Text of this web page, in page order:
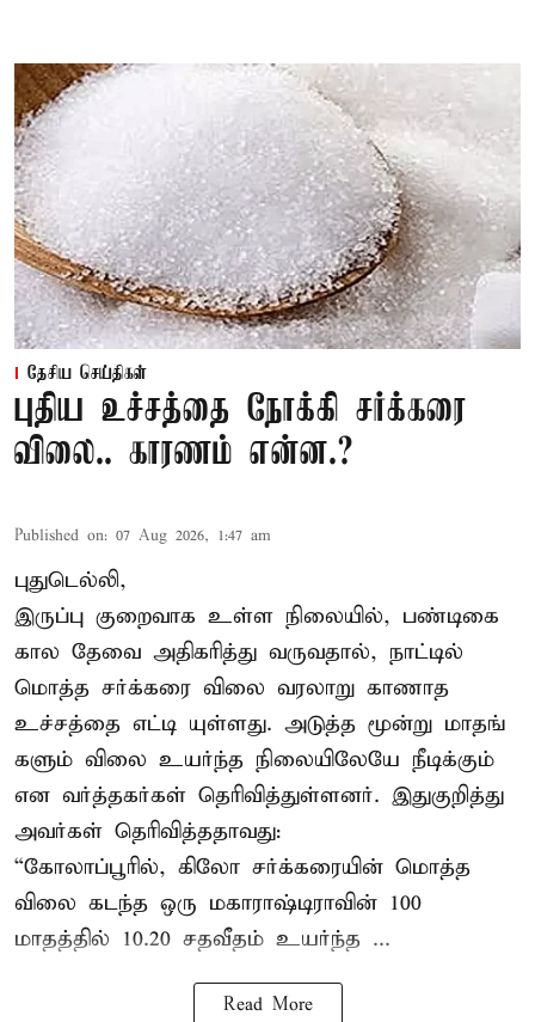
தேசிய செய்திகள்
புதிய உச்சத்தை நோக்கி சர்க்கரை
விலை.. காரணம் என்ன.?
Published on: 07 Aug 2026, 1:47 am
புதுடெல்லி,
இருப்பு குறைவாக உள்ள நிலையில், பண்டிகை
கால தேவை அதிகரித்து வருவதால், நாட்டில்
மொத்த சர்க்கரை விலை வரலாறு காணாத
உச்சத்தை எட்டி யுள்ளது. அடுத்த மூன்று மாதங்
களும் விலை உயர்ந்த நிலையிலேயே நீடிக்கும்
என வர்த்தகர்கள் தெரிவித்துள்ளனர். இதுகுறித்து
அவர்கள் தெரிவித்ததாவது:
“கோலாப்பூரில், கிலோ சர்க்கரையின் மொத்த
விலை கடந்த ஒரு மகாராஷ்டிராவின் 100
மாதத்தில் 10.20 சதவீதம் உயர்ந்த ...
Read More